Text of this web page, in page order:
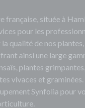
française, située à
pour les
qualité de nos
ainsi une large
plantes
vivaces et
Synfolia pour